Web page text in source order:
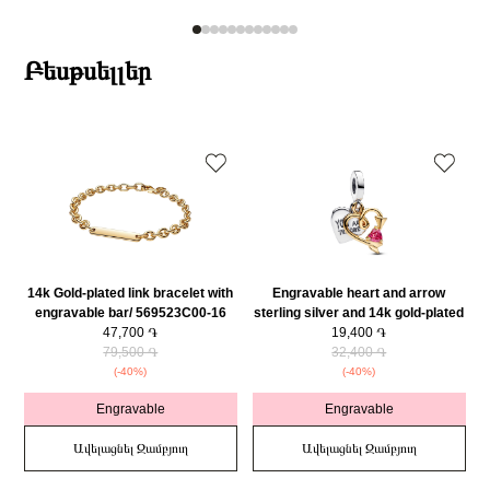
Բեսթսելլեր
14k Gold-plated link bracelet with
engravable bar/ 569523C00-16
47,700 ֏
79,500 ֏
(-40%)
Engravable
Ավելացնել Զամբյուղ
Engravable heart and arrow
sterling silver and 14k gold-plated
double dangle with red cubic
zirconia/ 763622C01
19,400 ֏
32,400 ֏
(-40%)
Engravable
Ավելացնել Զամբյուղ